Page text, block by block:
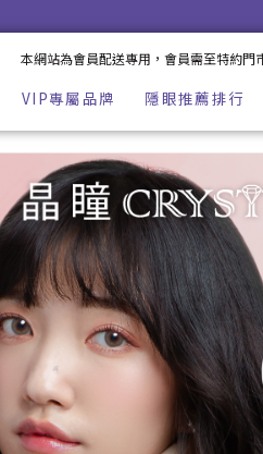
拋10片裝-珠光灰｜日本品牌隱
本網站為會員配送專用，會員需至特約門
VIP專屬品牌 隱眼推薦排行